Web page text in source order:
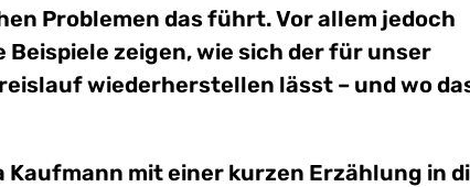
Problemen das führt. Vor allem jedoch
zeigen, wie sich der für unser
wiederherstellen lässt – und wo
mit einer kurzen Erzählung in